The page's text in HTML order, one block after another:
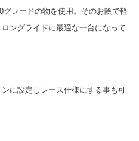
レードの物を使用。そのお陰で軽
ングライドに最適な一台になって
に設定しレース仕様にする事も可